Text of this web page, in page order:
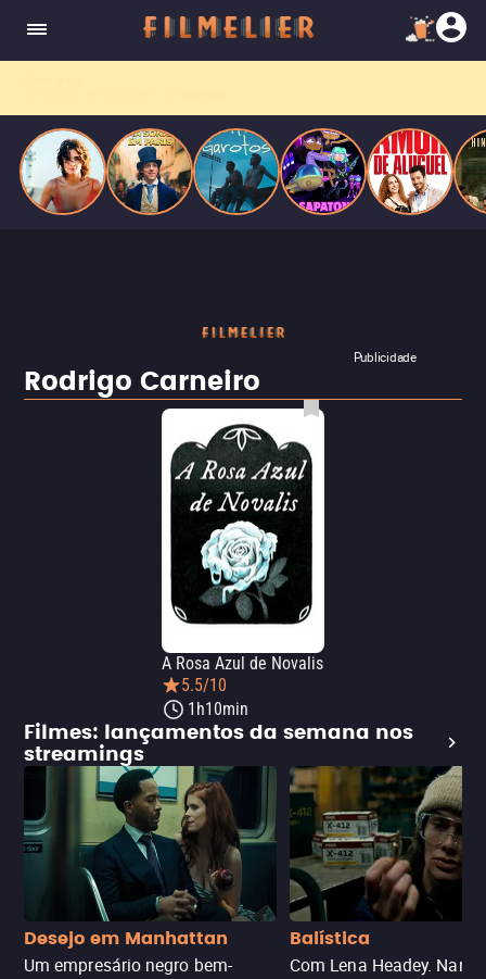
Publicidade
Rodrigo Carneiro
A Rosa Azul de Novalis
5.5/10
1h10min
Filmes: lançamentos da semana nos
streamings
Desejo em Manhattan
Um empresário negro bem-
Balística
Com Lena Headey.
escrevia e a vida real começa a desaparecer.